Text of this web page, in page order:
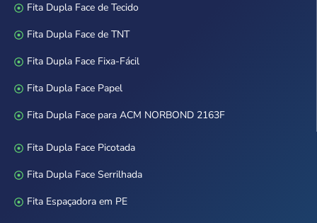
Fita Dupla Face de Tecido
Fita Dupla Face de TNT
Fita Dupla Face Fixa-Fácil
Fita Dupla Face Papel
Fita Dupla Face para ACM NORBOND 2163F
Fita Dupla Face Picotada
Fita Dupla Face Serrilhada
Fita Espaçadora em PE